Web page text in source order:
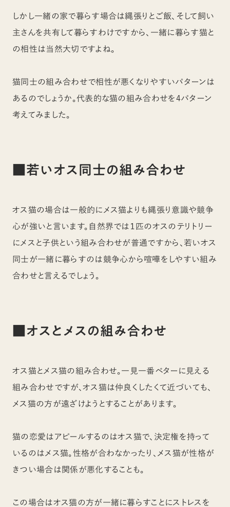
しかし一緒の家で暮らす場合は縄張りとご飯、そして飼い
主さんを共有して暮らすわけですから、一緒に暮らす猫と
の相性は当然大切ですよね。
猫同士の組み合わせで相性が悪くなりやすいパターンは
あるのでしょうか。代表的な猫の組み合わせを4パターン
考えてみました。
■若いオス同士の組み合わせ
オス猫の場合は一般的にメス猫よりも縄張り意識や競争
心が強いと言います。自然界では１匹のオスのテリトリー
にメスと子供という組み合わせが普通ですから、若いオス
同士が一緒に暮らすのは競争心から喧嘩をしやすい組み
合わせと言えるでしょう。
■オスとメスの組み合わせ
オス猫とメス猫の組み合わせ。一見一番ベターに見える
組み合わせですが、オス猫は仲良くしたくて近づいても、
メス猫の方が遠ざけようとすることがあります。
猫の恋愛はアピールするのはオス猫で、決定権を持って
いるのはメス猫。性格が合わなかったり、メス猫が性格が
きつい場合は関係が悪化することも。
この場合はオス猫の方が一緒に暮らすことにストレスを